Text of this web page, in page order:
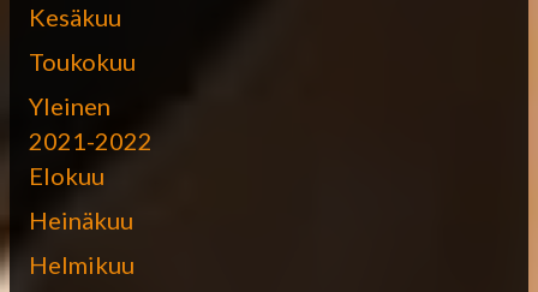
Kesäkuu
Toukokuu
Yleinen
2021-2022
Elokuu
Heinäkuu
Helmikuu